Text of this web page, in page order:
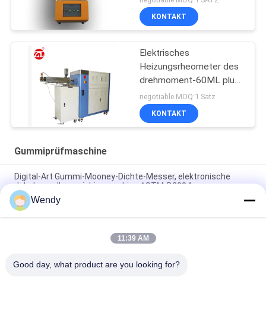
KONTAKT
Elektrisches
Heizungsrheometer des
drehmoment-60ML plus
Mischer-Drehmoment-
Strecke 0-300Nm
negotiable MOQ:1 Satz
KONTAKT
Gummiprüfmaschine
Digital-Art Gummi-Mooney-Dichte-Messer, elektronische
dehnbare allgemeinhinmaschine ASTM-D2084
Labor benutzte einzelnes Chip-Steuerrheometer-
Gummiprüfmaschine ohne Rotor
Elektronische Charpy Auswirkungs-mechanische
Wendy
11:39 AM
Good day, what product are you looking for?